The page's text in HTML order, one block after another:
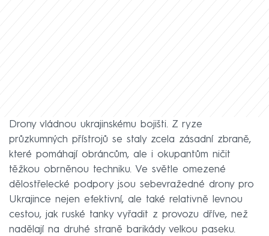
Drony vládnou ukrajinskému bojišti. Z ryze
průzkumných přístrojů se staly zcela zásadní zbraně,
které pomáhají obráncům, ale i okupantům ničit
těžkou obrněnou techniku. Ve světle omezené
dělostřelecké podpory jsou sebevražedné drony pro
Ukrajince nejen efektivní, ale také relativně levnou
cestou, jak ruské tanky vyřadit z provozu dříve, než
nadělají na druhé straně barikády velkou paseku.